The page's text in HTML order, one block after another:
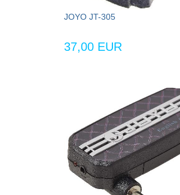
JOYO JT-305
37,00 EUR